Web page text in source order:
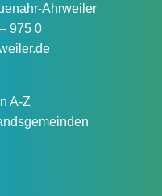
Ahrweiler
975 0
A-Z